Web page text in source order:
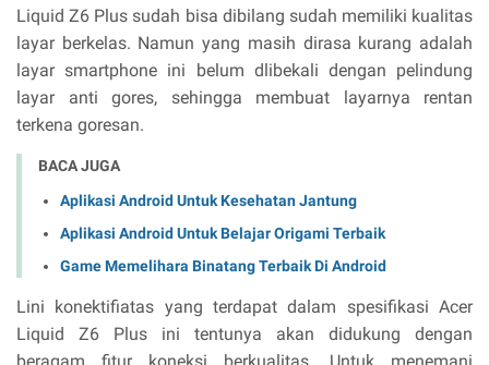
Liquid Z6 Plus sudah bisa dibilang sudah memiliki kualitas
layar berkelas. Namun yang masih dirasa kurang adalah
layar smartphone ini belum dlibekali dengan pelindung
layar anti gores, sehingga membuat layarnya rentan
terkena goresan.
BACA JUGA
Aplikasi Android Untuk Kesehatan Jantung
Aplikasi Android Untuk Belajar Origami Terbaik
Game Memelihara Binatang Terbaik Di Android
Lini konektifiatas yang terdapat dalam spesifikasi Acer
Liquid Z6 Plus ini tentunya akan didukung dengan
beragam fitur koneksi berkualitas. Untuk menemani